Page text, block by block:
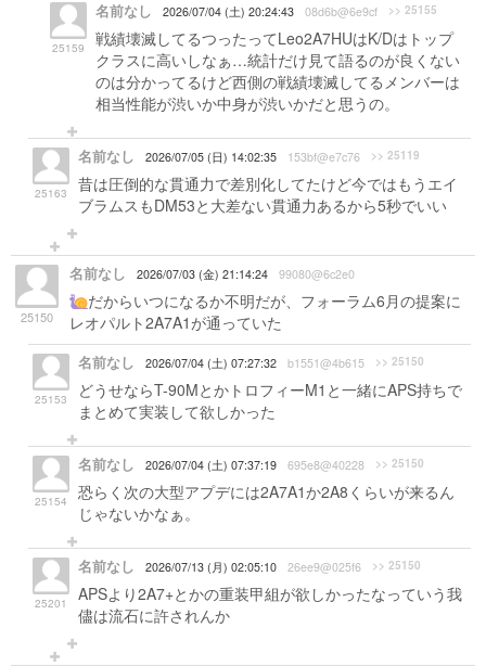
25159
名前なし 2026/07/04 (土) 20:24:43 08d6b@6e9cf >> 25155
戦績壊滅してるつったってLeo2A7HUはK/Dはトップ
クラスに高いしなぁ…統計だけ見て語るのが良くない
のは分かってるけど西側の戦績壊滅してるメンバーは
相当性能が渋いか中身が渋いかだと思うの。
25163
名前なし 2026/07/05 (日) 14:02:35 153bf@e7c76 >> 25119
昔は圧倒的な貫通力で差別化してたけど今ではもうエイ
ブラムスもDM53と大差ない貫通力あるから5秒でいい
25150
名前なし 2026/07/03 (金) 21:14:24 99080@6c2e0
だからいつになるか不明だが、フォーラム6月の提案に
レオパルト2A7A1が通っていた
25153
名前なし 2026/07/04 (土) 07:27:32 b1551@4b615 >> 25150
どうせならT-90MとかトロフィーM1と一緒にAPS持ちで
まとめて実装して欲しかった
25154
名前なし 2026/07/04 (土) 07:37:19 695e8@40228 >> 25150
恐らく次の大型アプデには2A7A1か2A8くらいが来るん
じゃないかなぁ。
25201
名前なし 2026/07/13 (月) 02:05:10 26ee9@025f6 >> 25150
APSより2A7+とかの重装甲組が欲しかったなっていう我
儘は流石に許されんか